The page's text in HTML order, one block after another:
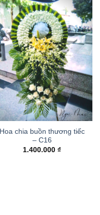
Hoa chia buồn thương tiếc
– C16
1.400.000 ₫